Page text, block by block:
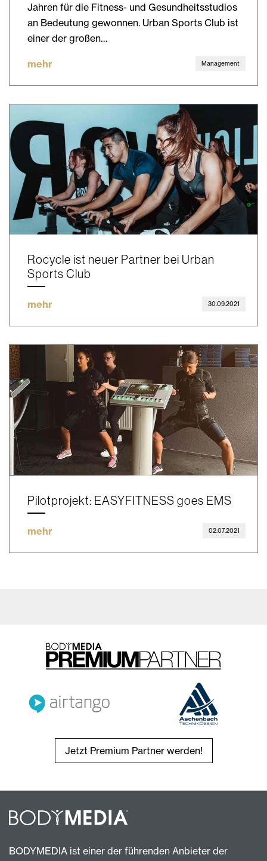
Jahren für die Fitness- und Gesundheitsstudios
an Bedeutung gewonnen. Urban Sports Club ist
einer der großen…
mehr Management
Rocycle ist neuer Partner bei Urban
Sports Club
mehr 30.09.2021
Pilotprojekt: EASYFITNESS goes EMS
mehr 02.07.2021
Jetzt Premium Partner werden!
BODYMEDIA ist einer der führenden Anbieter der